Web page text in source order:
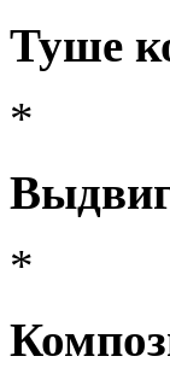
Туше
*
*